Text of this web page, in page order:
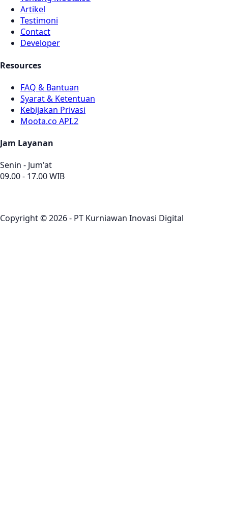
Artikel
Testimoni
Contact
Developer
Resources
FAQ & Bantuan
Syarat & Ketentuan
Kebijakan Privasi
Moota.co API.2
Jam Layanan
Senin - Jum'at
09.00 - 17.00 WIB
Copyright © 2026 - PT Kurniawan Inovasi Digital